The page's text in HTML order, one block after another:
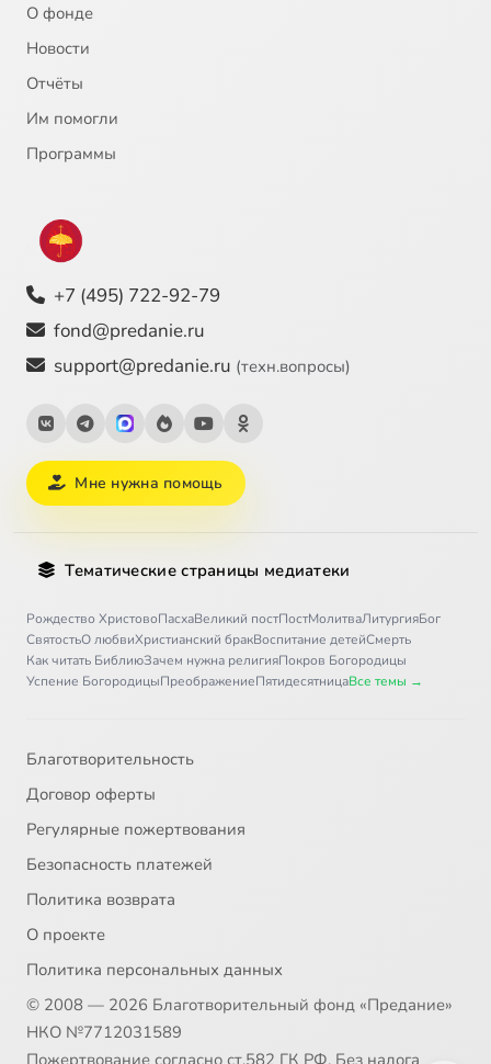
21
22
27 Жизнь после смерти
28 О геенне
О фонде
Новости
Отчёты
Им помогли
Программы
+7 (495) 722-92-79
fond@predanie.ru
support@predanie.ru (техн.вопросы)
Мне нужна помощь
Тематические страницы медиатеки
Рождество ХристовоПасхаВеликий постПостМолитваЛитургияБог
СвятостьО любвиХристианский бракВоспитание детейСмерть
Как читать БиблиюЗачем нужна религияПокров Богородицы
Успение БогородицыПреображениеПятидесятницаВсе темы →
Благотворительность
Договор оферты
Регулярные пожертвования
Безопасность платежей
Политика возврата
О проекте
Политика персональных данных
© 2008 — 2026 Благотворительный фонд «Предание»
НКО №7712031589
Пожертвование согласно ст.582 ГК РФ. Без налога